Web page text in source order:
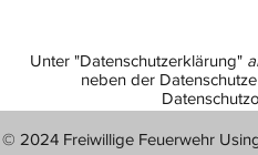
Unter "Datenschutzerklärung"
neben der
© 2024 Freiwillige Feuerwehr